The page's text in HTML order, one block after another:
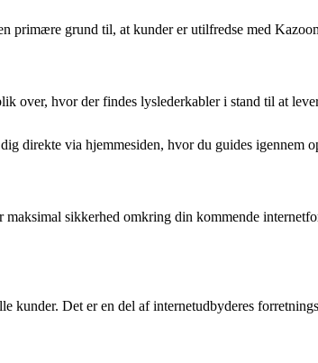
grund til, at kunder er utilfredse med
over, hvor der findes lyslederkabler i stand til at
direkte via hjemmesiden, hvor du guides
sikkerhed omkring din kommende
Det er en del af internetudbyderes